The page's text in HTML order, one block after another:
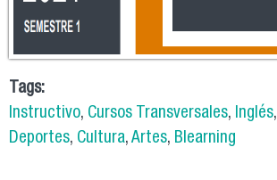
Tags:
Instructivo, Cursos Transversales, Inglés,
Deportes, Cultura, Artes, Blearning